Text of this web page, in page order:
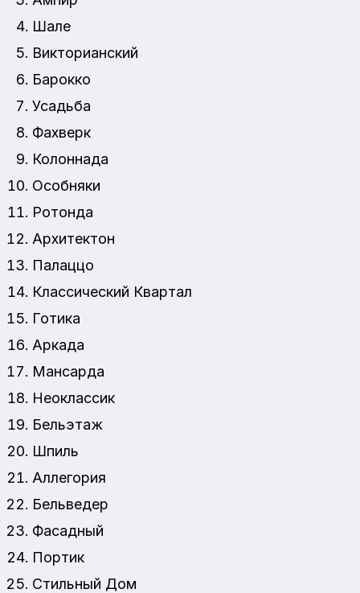
Шале
Викторианский
Барокко
Усадьба
Фахверк
Колоннада
Особняки
Ротонда
Архитектон
Палаццо
Классический Квартал
Готика
Аркада
Мансарда
Неоклассик
Бельэтаж
Шпиль
Аллегория
Бельведер
Фасадный
Портик
Стильный Дом